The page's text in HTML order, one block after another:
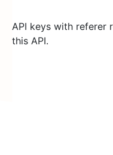
API keys with referer
this API.